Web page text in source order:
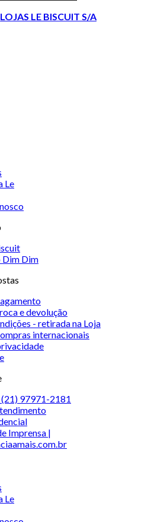
LOJAS LE BISCUIT S/A
Le
Dim Dim
e devolução
- retirada na Loja
internacionais
97971-2181
Imprensa |
Le